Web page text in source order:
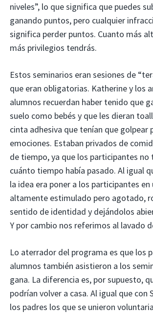
niveles”, lo que significa que puedes
ganando puntos, pero cualquier
significa perder puntos. Cuanto más
más privilegios tendrás.
Estos seminarios eran sesiones de
que eran obligatorias. Katherine y los
alumnos recuerdan haber tenido que
suelo como bebés y que les dieran
cinta adhesiva que tenían que golpear
emociones. Estaban privados de
de tiempo, ya que los participantes no
cuánto tiempo había pasado. Al igual
la idea era poner a los participantes en
altamente estimulado pero agotado,
sentido de identidad y dejándolos
Y por cambio nos referimos al lavado
Lo aterrador del programa es que los
alumnos también asistieron a los
gana. La diferencia es, por supuesto,
podrían volver a casa. Al igual que con
los padres los que se unieron